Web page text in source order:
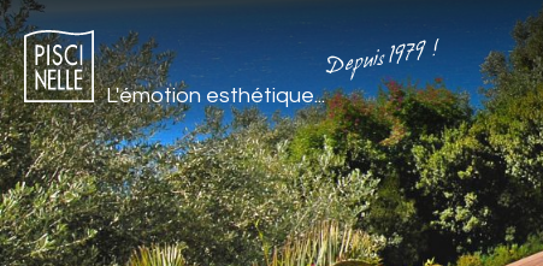
L'émotion esthétique...
Depuis 1979 !